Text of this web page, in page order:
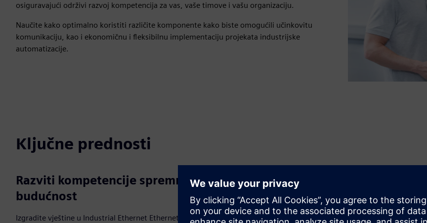
osiguravajući održivi razvoj kompetencija za vas, vaše timove i vašu organizaciju.
Naučite kako optimalno koristiti različite komponente kako biste omogućili učinkovitu
komunikaciju, kao i ekonomičnu i fleksibilnu implementaciju projekata industrijske
automatizacije.
Ključne prednosti
Razviti kompetencije spremne za
budućnost
Izgradite vještine u Industrial Ethernet Ethernetu,
Osigurajte i optimizirajte
komunikacijske sustave
Primijenite koncepte industrijske sigurnosti i dijagnostiku